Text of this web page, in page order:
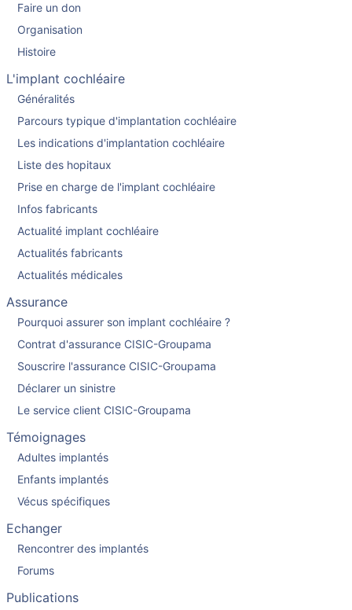
Faire un don
Organisation
Histoire
L'implant cochléaire
Généralités
Parcours typique d'implantation cochléaire
Les indications d'implantation cochléaire
Liste des hopitaux
Prise en charge de l'implant cochléaire
Infos fabricants
Actualité implant cochléaire
Actualités fabricants
Actualités médicales
Assurance
Pourquoi assurer son implant cochléaire ?
Contrat d'assurance CISIC-Groupama
Souscrire l'assurance CISIC-Groupama
Déclarer un sinistre
Le service client CISIC-Groupama
Témoignages
Adultes implantés
Enfants implantés
Vécus spécifiques
Echanger
Rencontrer des implantés
Forums
Publications